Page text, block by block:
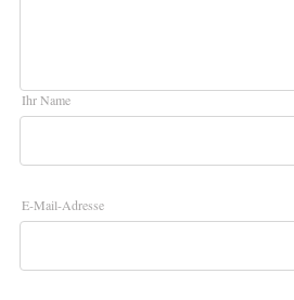
Ihr Name
E-Mail-Adresse